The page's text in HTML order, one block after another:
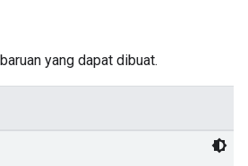
yang dapat dibuat.